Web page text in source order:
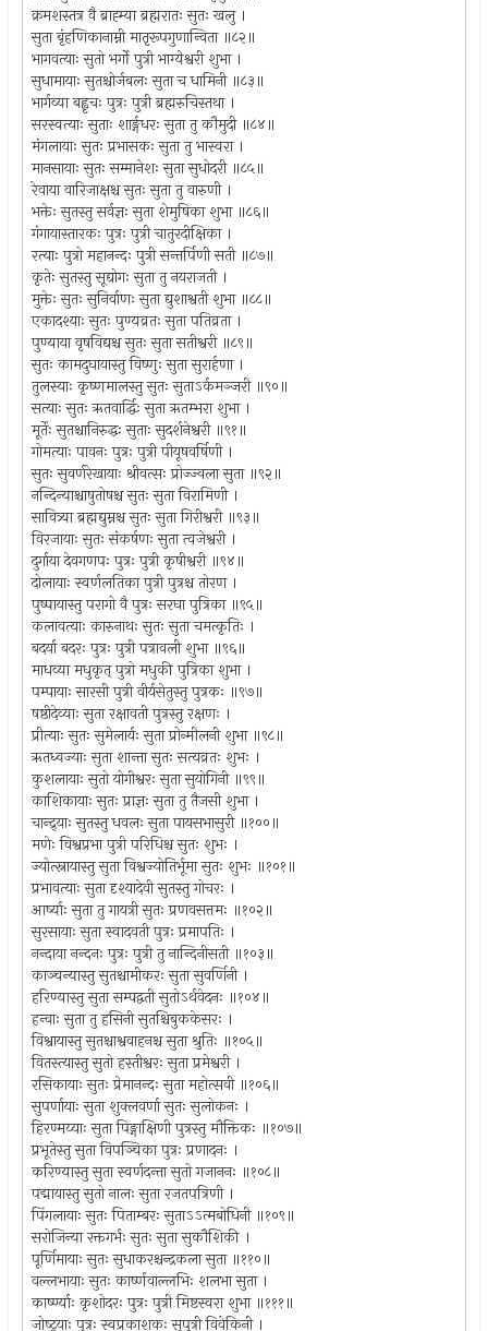
क्रमशस्तत्र वै ब्राह्म्या ब्रह्मरातः सुतः खलु ।
सुता बृंहणिकानाम्नी मातृरूपगुणान्विता ॥८२॥
भागवत्याः सुतो भर्गो पुत्री भाग्येश्वरी शुभा ।
सुधामायाः सुतश्चोर्जबलः सुता च धामिनी ॥८३॥
भार्गव्या बह्वृचः पुत्रः पुत्री ब्रह्मरुचिस्तथा ।
सरस्वत्याः सुताः शार्ङ्गधरः सुता तु कौमुदी ॥८४॥
मंगलायाः सुतः प्रभासकः सुता तु भास्वरा ।
मानसायाः सुतः सम्मानेशः सुता सुधोदरी ॥८५॥
रेवाया वारिजाक्षश्च सुतः सुता तु वारुणी ।
भक्तेः सुतस्तु सर्वज्ञः सुता शेमुषिका शुभा ॥८६॥
गंगायास्तारकः पुत्रः पुत्री चातुरदीक्षिका ।
रत्याः पुत्रो महानन्दः पुत्री सन्तर्पिणी सती ॥८७॥
कृतेः सुतस्तु सूद्योगः सुता तु नयराजती ।
मुक्तेः सुतः सुनिर्वाणः सुता द्युशाश्वती शुभा ॥८८॥
एकादश्याः सुतः पुण्यव्रतः सुता पतिव्रता ।
पुण्याया वृषविद्यश्च सुतः सुता सतीश्वरी ॥८९॥
सुतः कामदुघायास्तु विष्णुः सुता सुरार्हणा ।
तुलस्याः कृष्णमालस्तु सुतः सुताऽर्कमञ्जरी ॥९०॥
सत्याः सुतः ऋतवार्द्धिः सुता ऋतम्भरा शुभा ।
मूर्तेः सुतश्चानिरुद्धः सुताः सुदर्शनेश्वरी ॥९१॥
गोमत्याः पावनः पुत्रः पुत्री पीयूषवर्षिणी ।
सुतः सुवर्णरेखायाः श्रीवत्सः प्रोज्ज्वला सुता ॥९२॥
नन्दिन्याश्चाषुतोषश्च सुतः सुता विरामिणी ।
सावित्र्या ब्रह्मद्युम्नश्च सुतः सुता गिरीश्वरी ॥९३॥
विरजायाः सुतः संकर्षणः सुता त्वजेश्वरी ।
दुर्गाया देवगणपः पुत्रः पुत्री कृषीश्वरी ॥९४॥
दोलायाः स्वर्णलतिका पुत्री पुत्रश्च तोरण ।
पुष्पायास्तु परागो वै पुत्रः सरघा पुत्रिका ॥९५॥
कलावत्याः कारुनाथः सुतः सुता चमत्कृतिः ।
बदर्या बदरः पुत्रः पुत्री पत्रावली शुभा ॥९६॥
माधव्या मधुकृत् पुत्रो मधुकी पुत्रिका शुभा ।
पम्पायाः सारसी पुत्री वीर्यसेतुस्तु पुत्रकः ॥९७॥
षष्ठीदेव्याः सुता रक्षावती पुत्रस्तु रक्षणः ।
प्रीत्याः सुतः सुमेलार्यः सुता प्रोन्मीलनी शुभा ॥९८॥
ऋतध्वज्याः सुता शान्ता सुतः सत्यव्रतः शुभः ।
कुशलायाः सुतो योगीश्वरः सुता सुयोगिनी ॥९९॥
काशिकायाः सुतः प्राज्ञः सुता तु तैजसी शुभा ।
चान्द्र्याः सुतस्तु धवलः सुता पायसभासुरी ॥१००॥
मणेः विश्वप्रभा पुत्री परिधिश्च सुतः शुभः ।
ज्योत्स्नायास्तु सुता विश्वज्योतिर्भूमा सुतः शुभः ॥१०१॥
प्रभावत्याः सुता दृश्यादेवी सुतस्तु गोचरः ।
आर्ष्याः सुता तु गायत्री सुतः प्रणवसत्तमः ॥१०२॥
सुरसायाः सुता स्वादवती पुत्रः प्रमापतिः ।
नन्दाया नन्दनः पुत्रः पुत्री तु नान्दिनीसती ॥१०३॥
काञ्चन्यास्तु सुतश्चामीकरः सुता सुवर्णिनी ।
हरिण्यास्तु सुता सम्पद्वती सुतोऽर्थवेदनः ॥१०४॥
हन्वाः सुता तु हसिनी सुतश्चिबुककेसरः ।
विश्वायास्तु सुतश्चाश्ववाहनश्च सुता श्रुतिः ॥१०५॥
वितस्त्यास्तु सुतो हस्तीश्वरः सुता प्रमेश्वरी ।
रसिकायाः सुतः प्रेमानन्दः सुता महोत्सवी ॥१०६॥
सुपर्णायाः सुता शुक्लवर्णा सुतः सुलोकनः ।
हिरण्मय्याः सुता पिङ्गाक्षिणी पुत्रस्तु मौक्तिकः ॥१०७॥
प्रभूतेस्तु सुता विपञ्चिका पुत्रः प्रणादनः ।
करिण्यास्तु सुता स्वर्णदन्ता सुतो गजाननः ॥१०८॥
पद्मायास्तु सुतो नालः सुता रजतपत्रिणी ।
पिंगलायाः सुतः पिताम्बरः सुताऽऽत्मबोधिनी ॥१०९॥
सरोजिन्या रक्तगर्भः सुतः सुता सुकौशिकी ।
पूर्णिमायाः सुतः सुधाकरश्चन्द्रकला सुता ॥११०॥
वल्लभायाः सुतः कार्ष्णवाल्लभिः शलभा सुता ।
कार्ष्ण्याः कृशोदरः पुत्रः पुत्री मिष्टस्वरा शुभा ॥१११॥
जोष्ट्र्याः पुत्रः स्वप्रकाशकः सुपुत्री विवेकिनी ।